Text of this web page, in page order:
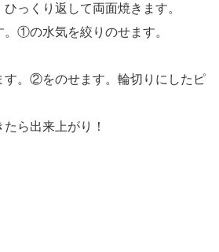
っくり返して両面焼きます。
①の水気を絞りのせます。
す。②をのせます。輪切りにしたピ
ら出来上がり！